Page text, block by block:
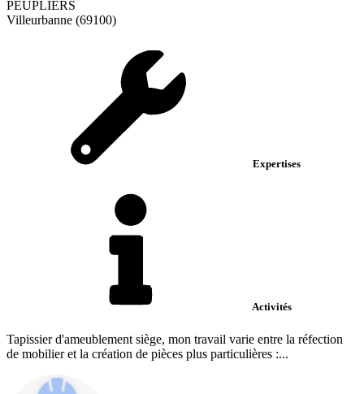
PEUPLIERS
Villeurbanne (69100)
Expertises
Activités
Tapissier d'ameublement siège, mon travail varie entre la réfection
de mobilier et la création de pièces plus particulières :...